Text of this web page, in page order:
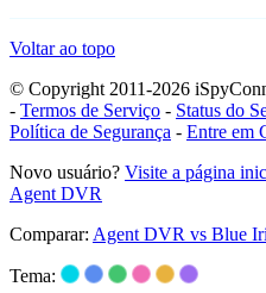
Voltar ao topo
© Copyright 2011-2026
- Termos de Serviço - Status do
Política de Segurança - Entre em
Novo usuário? Visite a página
Agent DVR
Comparar: Agent DVR vs Blue
Tema: